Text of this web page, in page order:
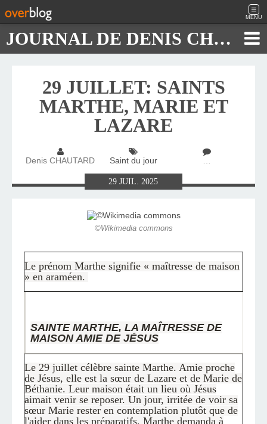
MENU
JOURNAL DE DENIS CHAUTARD
29 JUILLET: SAINTS
MARTHE, MARIE ET
LAZARE
Denis CHAUTARD Saint du jour …
29JUIL.2025
©Wikimedia commons
Le prénom Marthe signifie « maîtresse de maison
» en araméen.
SAINTE MARTHE, LA MAÎTRESSE DE
MAISON AMIE DE JÉSUS
Le 29 juillet célèbre sainte Marthe. Amie proche
de Jésus, elle est la sœur de Lazare et de Marie de
Béthanie. Leur maison était un lieu où Jésus
aimait venir se reposer. Un jour, irritée de voir sa
sœur Marie rester en contemplation plutôt que de
l'aider dans les préparatifs, Marthe demanda à